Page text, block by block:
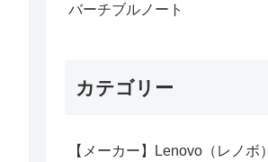
バーチブルノート
カテゴリー
【メーカー】Lenovo（レノボ）